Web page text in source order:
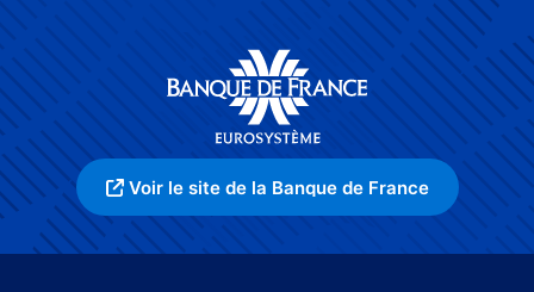
Voir le site de la Banque de France